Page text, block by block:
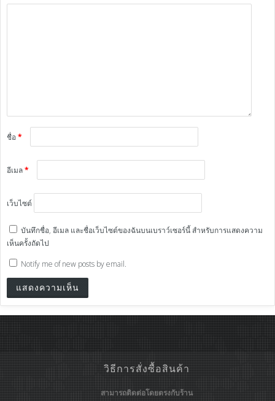
ชื่อ*
อีเมล*
เว็บไซต์
บันทึกชื่อ, อีเมล และชื่อเว็บไซต์ของฉันบนเบราว์เซอร์นี้ สำหรับการแสดงความ
เห็นครั้งถัดไป
Notify me of new posts by email.
วิธีการสั่งซื้อสินค้า
สามารถติดต่อโดยตรงกับร้าน